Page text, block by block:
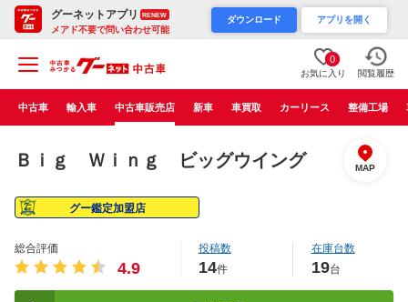
グーネットアプリ RENEW
メアド不要で問い合わせ可能
ダウンロード アプリを開く
0
お気に入り 閲覧履歴
中古車 輸入車 中古車販売店 新車 車買取 カーリース 整備工場
Ｂｉｇ Ｗｉｎｇ ビッグウイング MAP
グー鑑定加盟店
総合評価
4.9
投稿数
14件
在庫台数
19台